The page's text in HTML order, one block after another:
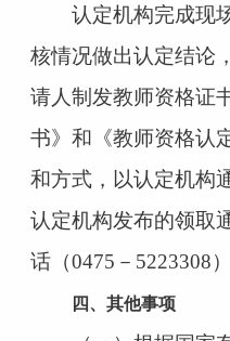
认定机构完成现
核情况做出认定结论
请人制发教师资格证
书》和《教师资格认
和方式，以认定机构
认定机构发布的领取
话（0475－5223308）
四、其他事项